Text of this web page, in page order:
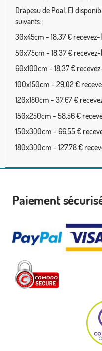
Drapeau de Poal, El
suivants:
30x45cm - 18,37 € recevez-
50x75cm - 18,37 €
60x100cm - 18,37 €
100x150cm - 29,02 €
120x180cm - 37,67 €
150x250cm - 58,56 €
150x300cm - 66,55 €
180x300cm - 127,78 €
Paiement